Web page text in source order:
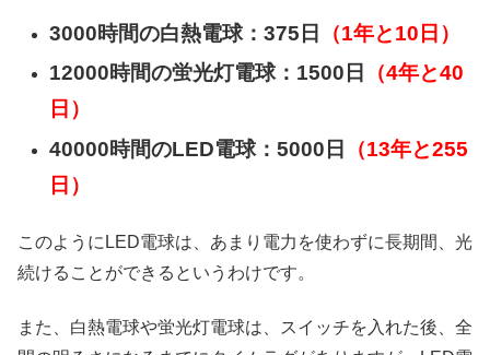
3000時間の白熱電球：375日
（1年と10日）
12000時間の蛍光灯電球：1500日
（4年と40
日）
40000時間のLED電球：5000日
（13年と255
日）
このようにLED電球は、あまり電力を使わずに長期間、光
続けることができるというわけです。
また、白熱電球や蛍光灯電球は、スイッチを入れた後、全